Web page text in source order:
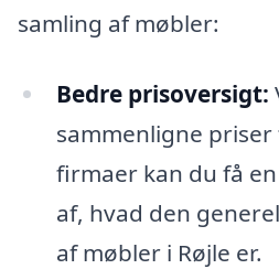
samling af møbler:
Bedre prisoversigt:
sammenligne
firmaer kan du få
af, hvad den
af møbler i Røjle er.